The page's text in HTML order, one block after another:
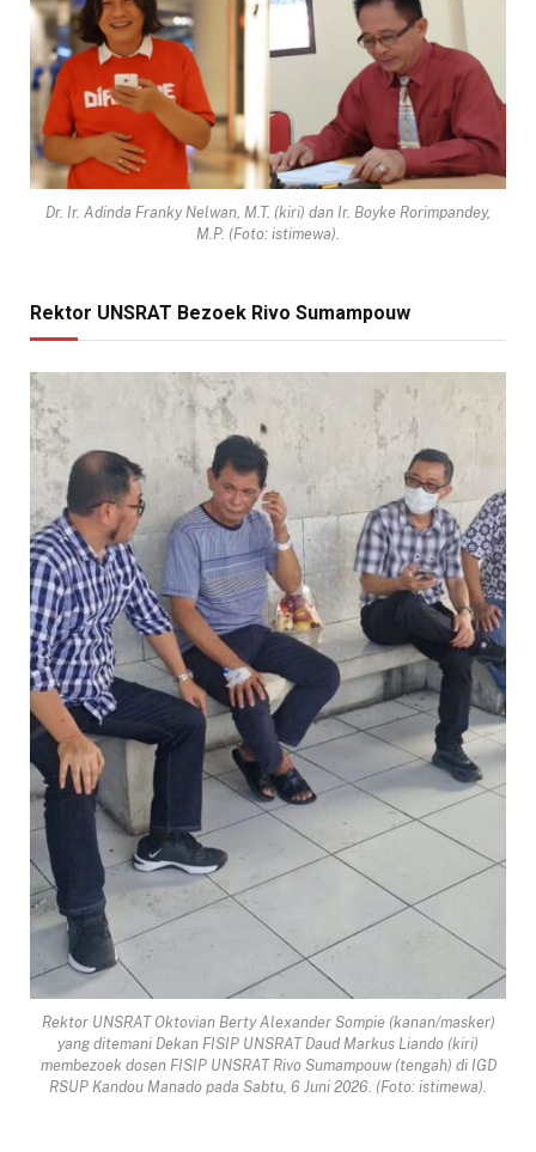
Dr. Ir. Adinda Franky Nelwan, M.T. (kiri) dan Ir. Boyke Rorimpandey,
M.P. (Foto: istimewa).
Rektor UNSRAT Bezoek Rivo Sumampouw
Rektor UNSRAT Oktovian Berty Alexander Sompie (kanan/masker)
yang ditemani Dekan FISIP UNSRAT Daud Markus Liando (kiri)
membezoek dosen FISIP UNSRAT Rivo Sumampouw (tengah) di IGD
RSUP Kandou Manado pada Sabtu, 6 Juni 2026. (Foto: istimewa).